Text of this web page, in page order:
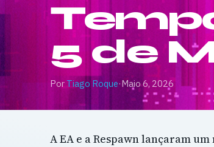
5 de
Por Tiago Roque·Maio 6, 2026
A EA e a Respawn lançaram